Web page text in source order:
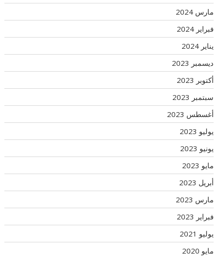
مارس 2024
فبراير 2024
يناير 2024
ديسمبر 2023
أكتوبر 2023
سبتمبر 2023
أغسطس 2023
يوليو 2023
يونيو 2023
مايو 2023
أبريل 2023
مارس 2023
فبراير 2023
يوليو 2021
مايو 2020